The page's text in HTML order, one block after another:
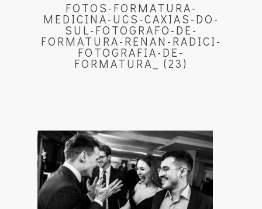
FOTOS-FORMATURA-
MEDICINA-UCS-CAXIAS-DO-
SUL-FOTOGRAFO-DE-
FORMATURA-RENAN-RADICI-
FOTOGRAFIA-DE-
FORMATURA_ (23)